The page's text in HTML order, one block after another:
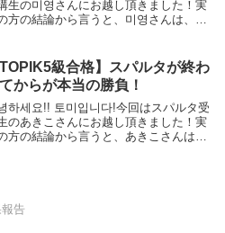
生の미영さんにお越し頂きました！実
方の結論から言うと、미영さんは、4
擬試験を受けていただいた時は、...
TOPIK5級合格】スパルタが終わ
からが本当の勝負！
하세요!! 토미입니다!今回はスパルタ受
のあきこさんにお越し頂きました！実
方の結論から言うと、あきこさんは、
告